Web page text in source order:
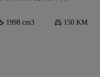
1998 cm3
150 KM